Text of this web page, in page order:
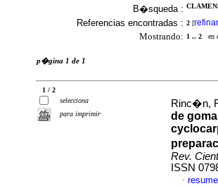
B�squeda :
Referencias encontradas : 2 [refinar
Mostrando: 1 .. 2 en
p�gina 1 de 1
1 / 2
selecciona
para imprimir
Rinc�n,
de
Rev.
ISSN
·